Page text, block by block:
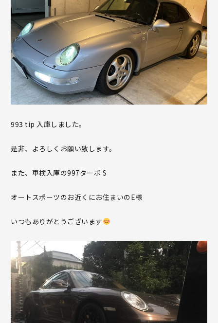
993 tip 入庫しました。
是非、よろしくお願い致します。
また、車検入庫の997ターボ S
オートスポーツのお近くにお住まいのE様
いつもありがとうございます